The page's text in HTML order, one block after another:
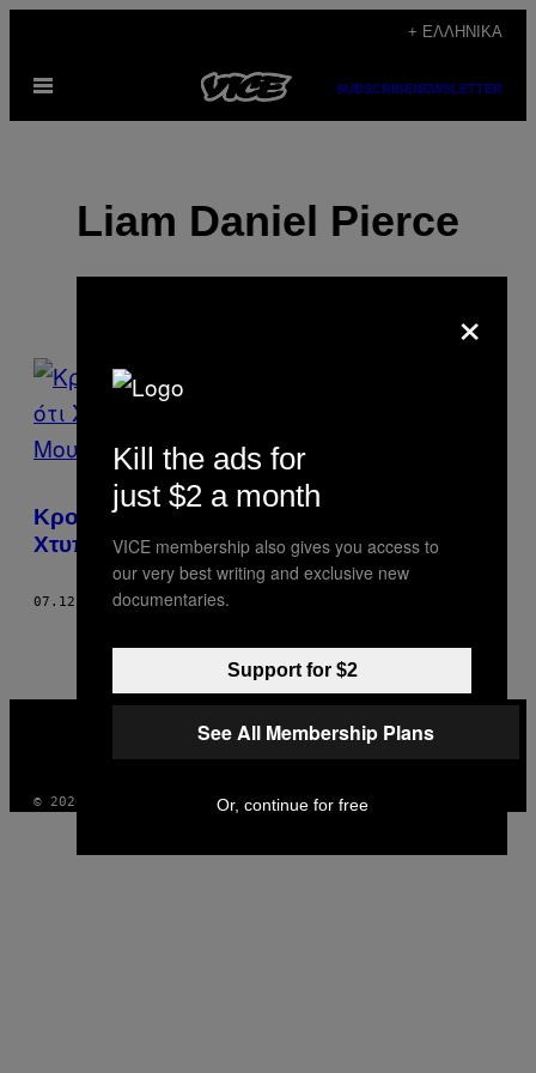
περιεχόμενο
+ ΕΛΛΗΝΙΚΆ
Ανοίξτε
μενού
SUBSCRIBENEWSLETTER
Liam Daniel Pierce
POSTS
BY
THIS
AUTHOR
Κροάτες Πυροσβέστες Δεν Πιστεύουν ότι
Χτυπά Συναγερμός Ενώ Παίζει Μουντιάλ
07.12.18 ΚΕΊΜΕΝΟLIAM DANIEL PIERCE
VICE
© 2026 VICE DIGITAL PUBLISHING, LLC
×
Kill the ads for
just $2 a month
VICE membership also gives you access to
our very best writing and exclusive new
documentaries.
Support for $2
See All Membership Plans
Or, continue for free